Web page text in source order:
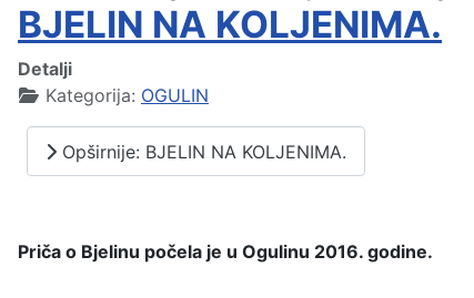
BJELIN NA KOLJENIMA.
Detalji
Kategorija: OGULIN
Opširnije: BJELIN NA KOLJENIMA.
Priča o Bjelinu počela je u Ogulinu 2016. godine.